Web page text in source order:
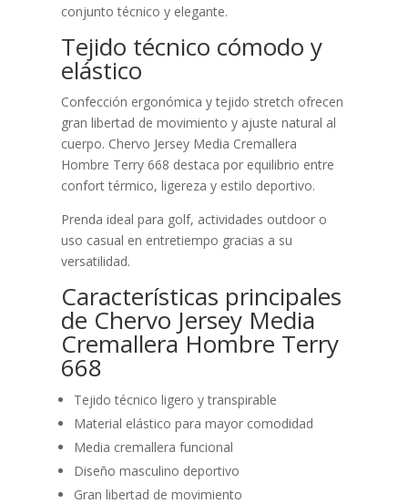
conjunto técnico y elegante.
Tejido técnico cómodo y
elástico
Confección ergonómica y tejido stretch ofrecen
gran libertad de movimiento y ajuste natural al
cuerpo. Chervo Jersey Media Cremallera
Hombre Terry 668 destaca por equilibrio entre
confort térmico, ligereza y estilo deportivo.
Prenda ideal para golf, actividades outdoor o
uso casual en entretiempo gracias a su
versatilidad.
Características principales
de Chervo Jersey Media
Cremallera Hombre Terry
668
Tejido técnico ligero y transpirable
Material elástico para mayor comodidad
Media cremallera funcional
Diseño masculino deportivo
Gran libertad de movimiento